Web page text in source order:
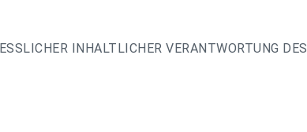
INHALTLICHER VERANTWORTUNG DES